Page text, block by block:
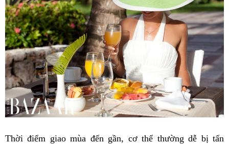
Thời điểm giao mùa đến gần, cơ thể thường dễ bị tấn